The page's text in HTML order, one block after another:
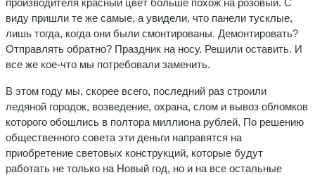
виду пришли те же самые, а увидели, что панели тусклые,
лишь тогда, когда они были смонтированы. Демонтировать?
Отправлять обратно? Праздник на носу. Решили оставить. И
все же кое-что мы потребовали заменить.
В этом году мы, скорее всего, последний раз строили
ледяной городок, возведение, охрана, слом и вывоз обломков
которого обошлись в полтора миллиона рублей. По решению
общественного совета эти деньги направятся на
приобретение световых конструкций, которые будут
работать не только на Новый год, но и на все остальные